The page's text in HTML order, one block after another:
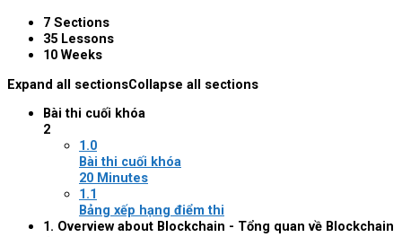
7 Sections
35 Lessons
10 Weeks
Expand all sectionsCollapse all sections
Bài thi cuối khóa
2
1.0
Bài thi cuối khóa
20 Minutes
1.1
Bảng xếp hạng điểm thi
1. Overview about Blockchain - Tổng quan về Blockchain